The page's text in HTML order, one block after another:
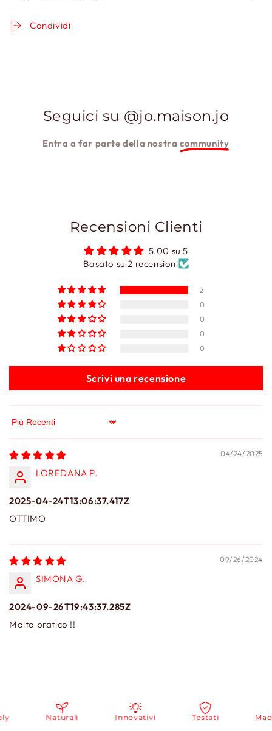
Condividi
Seguici su @jo.maison.jo
Entra a far parte della nostracommunity
Recensioni Clienti
5.00 su 5
Basato su 2 recensioni
2
0
0
0
0
Scrivi una recensione
Sort by
04/24/2025
LOREDANA P.
2025-04-24T13:06:37.417Z
OTTIMO
09/26/2024
SIMONA G.
2024-09-26T19:43:37.285Z
Molto pratico !!
Naturali Innovativi Testati